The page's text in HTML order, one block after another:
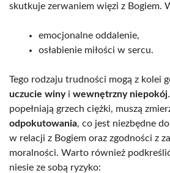
skutkuje zerwaniem więzi z Bogiem.
emocjonalne oddalenie,
osłabienie miłości w sercu.
Tego rodzaju trudności mogą z kolei
uczucie winyi wewnętrzny niepokój
popełniają grzech ciężki, muszą
odpokutowania, co jest niezbędne
w relacji z Bogiem oraz zgodności z
moralności. Warto również
niesie ze sobą ryzyko: